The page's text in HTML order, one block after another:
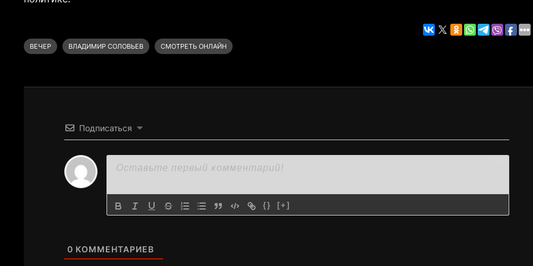
ВЕЧЕР ВЛАДИМИР СОЛОВЬЕВ СМОТРЕТЬ ОНЛАЙН
Подписаться
{} [+]
0 КОММЕНТАРИЕВ